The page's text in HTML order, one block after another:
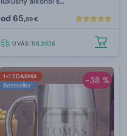
príslušenstvom 850 ml
od 65,99 €
U VÁS:11.8.2026
-38 %
1+1 ZDARMA
Bestseller